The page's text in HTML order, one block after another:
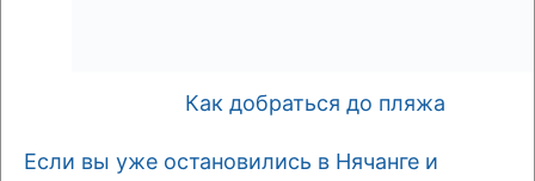
Как добраться до пляжа
Если вы уже остановились в Нячанге и